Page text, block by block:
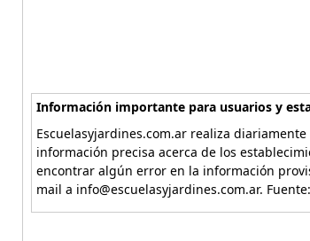
Información importante para usuarios y
Escuelasyjardines.com.ar realiza
información precisa acerca de los
encontrar algún error en la información
mail a info@escuelasyjardines.com.ar.